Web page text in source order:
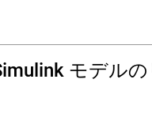
モデル